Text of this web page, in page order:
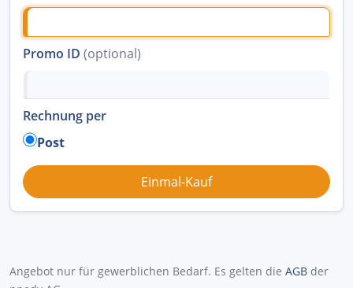
Promo ID (optional)
Rechnung per
Post
Angebot nur für gewerblichen Bedarf. Es gelten die AGB der